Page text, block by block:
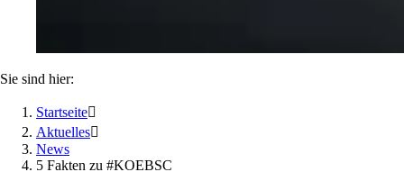
Sie sind hier:
Startseite
Aktuelles
News
5 Fakten zu #KOEBSC